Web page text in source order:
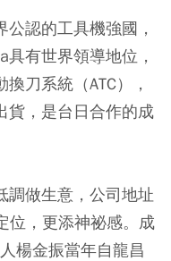
認的工具機強國，
有世界領導地位，
刀系統（ATC），
貨，是台日合作的成
調做生意，公司地址
位，更添神祕感。成
楊金振當年自龍昌